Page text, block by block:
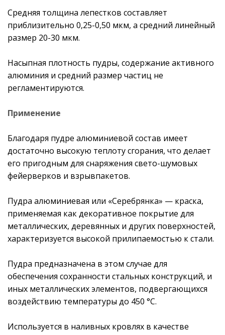
Средняя толщина лепестков составляет
приблизительно 0,25-0,50 мкм, а средний линейный
размер 20-30 мкм.
Насыпная плотность пудры, содержание активного
алюминия и средний размер частиц не
регламентируются.
Применение
Благодаря пудре алюминиевой состав имеет
достаточно высокую теплоту сгорания, что делает
его пригодным для снаряжения свето-шумовых
фейерверков и взрывпакетов.
Пудра алюминиевая или «Серебрянка» — краска,
применяемая как декоративное покрытие для
металлических, деревянных и других поверхностей,
характеризуется высокой прилипаемостью к стали.
Пудра предназначена в этом случае для
обеспечения сохранности стальных конструкций, и
иных металлических элементов, подвергающихся
воздействию температуры до 450 °С.
Используется в наливных кровлях в качестве